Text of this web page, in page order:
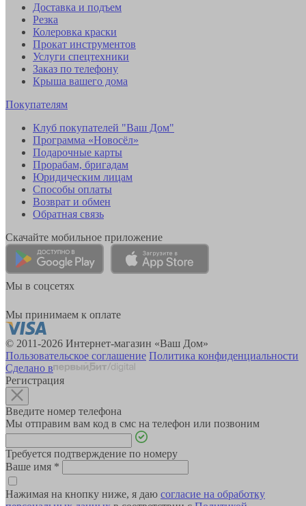
Доставка и подъем
Резка
Колеровка краски
Прокат инструментов
Услуги спецтехники
Заказ по телефону
Крыша вашего дома
Покупателям
Клуб покупателей "Ваш Дом"
Программа «Новосёл»
Подарочные карты
Прорабам, бригадам
Юридическим лицам
Способы оплаты
Возврат и обмен
Обратная связь
Скачайте мобильное приложение
Мы в соцсетях
Мы принимаем к оплате
© 2011-2026 Интернет-магазин «Ваш Дом»
Пользовательское соглашение Политика конфиденциальности
Сделано в
Регистрация
Введите номер телефона
Мы отправим вам код в смс на телефон или позвоним
Требуется подтверждение по номеру
Ваше имя *
Нажимая на кнопку ниже, я даю согласие на обработку